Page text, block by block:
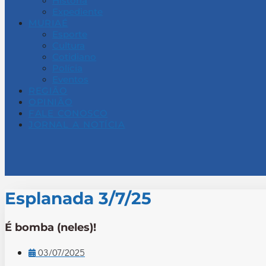
Esplanada 3/7/25
É bomba (neles)!
03/07/2025